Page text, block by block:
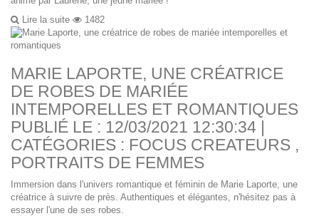
Lire la suite
1482
MARIE LAPORTE, UNE CRÉATRICE
DE ROBES DE MARIÉE
INTEMPORELLES ET ROMANTIQUES
PUBLIÉ LE : 12/03/2021 12:30:34 |
CATÉGORIES : FOCUS CREATEURS ,
PORTRAITS DE FEMMES
Immersion dans l'univers romantique et féminin de Marie Laporte, une
créatrice à suivre de près. Authentiques et élégantes, n'hésitez pas à
essayer l'une de ses robes.